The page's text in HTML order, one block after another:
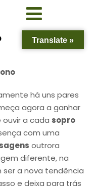
há uns pares
agora a ganhar
a cada sopro
com uma
outrora
diferente, na
ser a nova tendência
e deixa para trás
Translate »